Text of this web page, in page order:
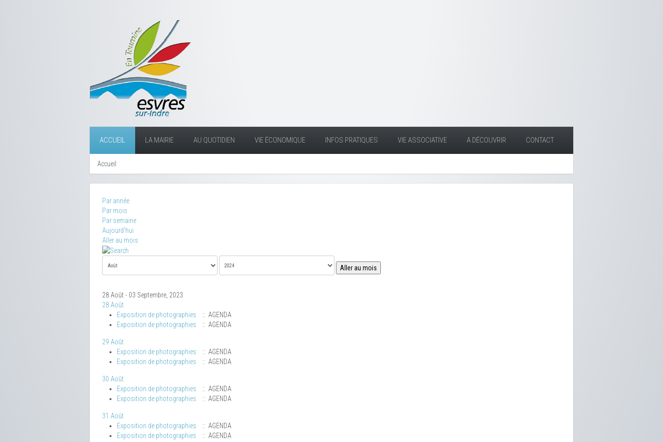
ACCUEIL LA MAIRIE AU QUOTIDIEN VIE ÉCONOMIQUE INFOS PRATIQUES VIE ASSOCIATIVE A DÉCOUVRIR CONTACT
Accueil
Par année
Par mois
Par semaine
Aujourd'hui
Aller au mois
Aller au mois
28 Août - 03 Septembre, 2023
28 Août
Exposition de photographies
:: AGENDA
Exposition de photographies
:: AGENDA
29 Août
Exposition de photographies
:: AGENDA
Exposition de photographies
:: AGENDA
30 Août
Exposition de photographies
:: AGENDA
Exposition de photographies
:: AGENDA
31 Août
Exposition de photographies
:: AGENDA
Exposition de photographies
:: AGENDA